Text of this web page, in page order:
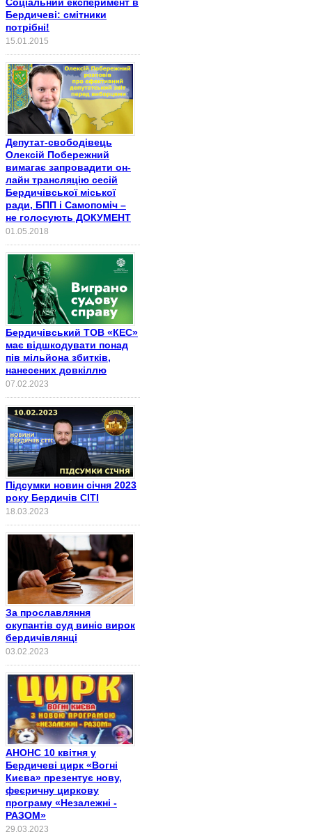
Бердичеві: смітники
потрібні!
15.01.2015
Депутат-свободівець
Олексій Побережний
вимагає запровадити он-
лайн трансляцію сесій
Бердичівської міської
ради, БПП і Самопоміч –
не голосують ДОКУМЕНТ
01.05.2018
Бердичівський ТОВ «КЕС»
має відшкодувати понад
пів мільйона збитків,
нанесених довкіллю
07.02.2023
Підсумки новин січня 2023
року Бердичів СІТІ
18.03.2023
За прославляння
окупантів суд виніс вирок
бердичівлянці
03.02.2023
АНОНС 10 квітня у
Бердичеві цирк «Вогні
Києва» презентує нову,
феєричну циркову
програму «Незалежні -
РАЗОМ»
29.03.2023